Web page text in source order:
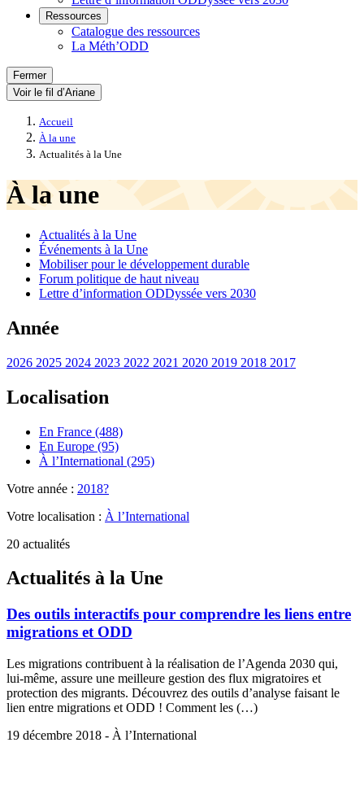
Ressources
Catalogue des ressources
La Méth’ODD
Fermer
Voir le fil d’Ariane
Accueil
À la une
Actualités à la Une
À la une
Actualités à la Une
Événements à la Une
Mobiliser pour le développement durable
Forum politique de haut niveau
Lettre d’information ODDyssée vers 2030
Année
2026 2025 2024 2023 2022 2021 2020 2019 2018 2017
Localisation
En France (488)
En Europe (95)
À l’International (295)
Votre année : 2018?
Votre localisation : À l’International
20 actualités
Actualités à la Une
Des outils interactifs pour comprendre les liens entre
migrations et ODD
Les migrations contribuent à la réalisation de l’Agenda 2030 qui,
lui-même, assure une meilleure gestion des flux migratoires et
protection des migrants. Découvrez des outils d’analyse faisant le
lien entre migrations et ODD ! Comment les (…)
19 décembre 2018 - À l’International